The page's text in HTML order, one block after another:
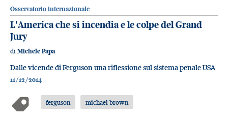
Osservatorio internazionale
L'America che si incendia e le colpe del Grand
Jury
di Michele Papa
Dalle vicende di Ferguson una riflessione sul sistema penale USA
11/12/2014
ferguson michael brown